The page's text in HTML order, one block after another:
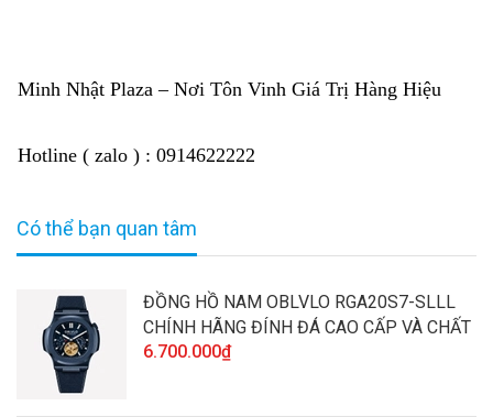
Minh Nhật Plaza – Nơi Tôn Vinh Giá Trị Hàng Hiệu
Hotline ( zalo ) : 0914622222
Có thể bạn quan tâm
ĐỒNG HỒ NAM OBLVLO RGA20S7-SLLL
CHÍNH HÃNG ĐÍNH ĐÁ CAO CẤP VÀ CHẤT
LƯỢNG
6.700.000₫